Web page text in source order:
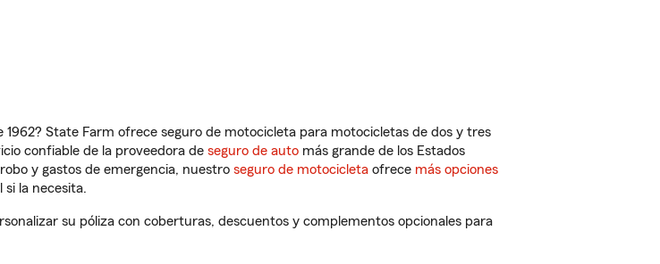
State Farm ofrece seguro de motocicleta para motocicletas de dos y tres
confiable de la proveedora de seguro de auto más grande de los Estados
y gastos de emergencia, nuestro seguro de motocicleta ofrece más opciones
si la necesita.
su póliza con coberturas, descuentos y complementos opcionales para